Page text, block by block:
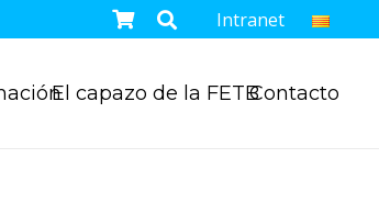
Intranet
El capazo de la FETBContacto